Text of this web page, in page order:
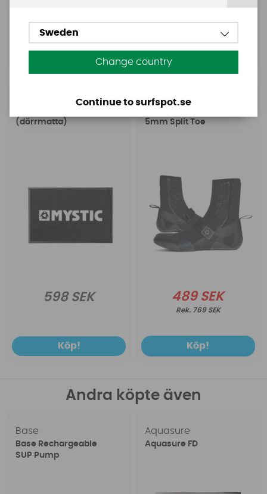
(dörrmatta)
598 SEK
Köp!
Mystic
5mm Split Toe
489 SEK
769 SEK
Köp!
Andra köpte även
Base
Base Rechargeable
SUP Pump
Aquasure
Aquasure FD
Sweden
Change country
Continue to surfspot.se